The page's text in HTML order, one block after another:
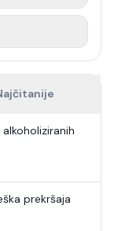
prekršaja